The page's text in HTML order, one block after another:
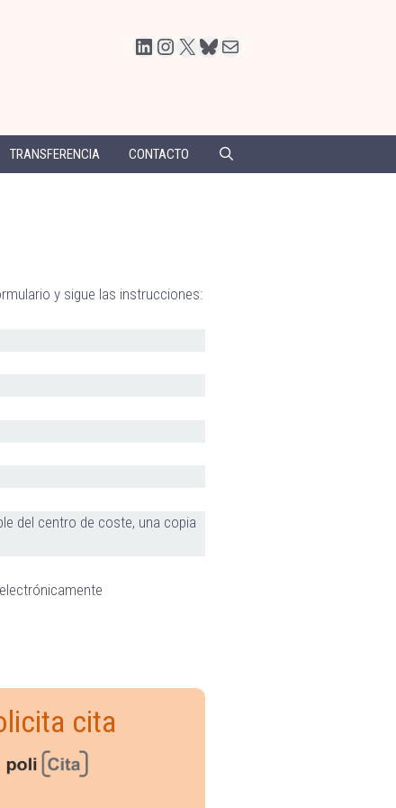
LinkedIn
Instagram
X BlueskyCorreo electrónico
TRANSFERENCIA CONTACTO
y sigue las instrucciones:
del centro de coste, una copia
cita